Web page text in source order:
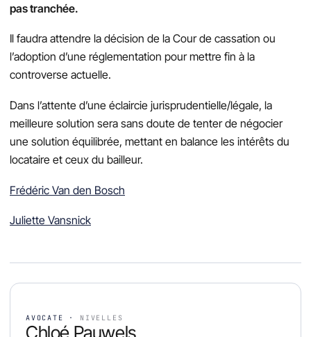
pas tranchée.
Il faudra attendre la décision de la Cour de cassation ou
l’adoption d’une réglementation pour mettre fin à la
controverse actuelle.
Dans l’attente d’une éclaircie jurisprudentielle/légale, la
meilleure solution sera sans doute de tenter de négocier
une solution équilibrée, mettant en balance les intérêts du
locataire et ceux du bailleur.
Frédéric Van den Bosch
Juliette Vansnick
AVOCATE · NIVELLES
Chloé Pauwels